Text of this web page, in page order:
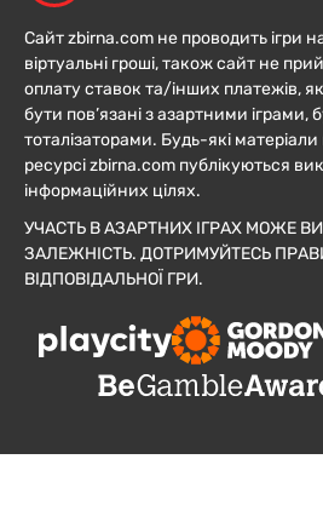
Сайт zbirna.com не проводить ігри
віртуальні гроші, також сайт не
оплату ставок та/інших платежів,
бути пов’язані з азартними
тоталізаторами. Будь-які
ресурсі zbirna.com публікуються
інформаційних цілях.
УЧАСТЬ В АЗАРТНИХ ІГРАХ МОЖЕ
ЗАЛЕЖНІСТЬ. ДОТРИМУЙТЕСЬ
ВІДПОВІДАЛЬНОЇ ГРИ.